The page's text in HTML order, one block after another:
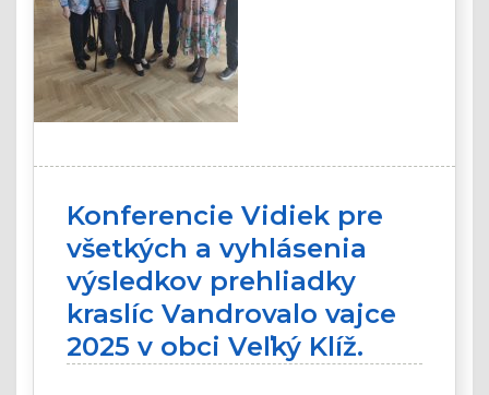
Konferencie Vidiek pre
všetkých a vyhlásenia
výsledkov prehliadky
kraslíc Vandrovalo vajce
2025 v obci Veľký Klíž.